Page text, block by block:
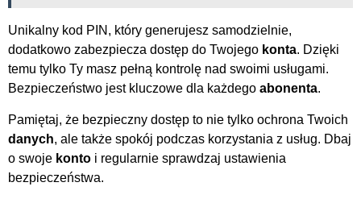
Unikalny kod PIN, który generujesz samodzielnie,
dodatkowo zabezpiecza dostęp do Twojego konta. Dzięki
temu tylko Ty masz pełną kontrolę nad swoimi usługami.
Bezpieczeństwo jest kluczowe dla każdego abonenta.
Pamiętaj, że bezpieczny dostęp to nie tylko ochrona Twoich
danych, ale także spokój podczas korzystania z usług. Dbaj
o swoje konto i regularnie sprawdzaj ustawienia
bezpieczeństwa.